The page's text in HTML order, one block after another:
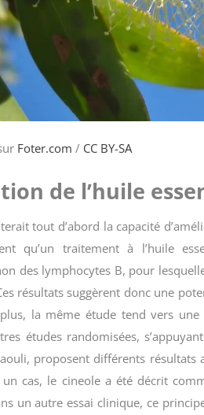
Foter.com / CC BY-SA
de l’huile
tout d’abord la capacité
qu’un traitement à l’huile
des lymphocytes B, pour
résultats suggèrent donc une
la même étude tend vers
études randomisées,
proposent différents résultats
cas, le cineole a été décrit
un autre essai clinique, ce